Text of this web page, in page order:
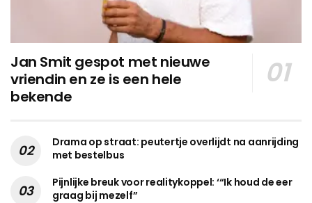
Jan Smit gespot met nieuwe
vriendin en ze is een hele
bekende
Drama op straat: peutertje overlijdt na aanrijding
met bestelbus
Pijnlijke breuk voor realitykoppel: ‘“Ik houd de eer
graag bij mezelf”